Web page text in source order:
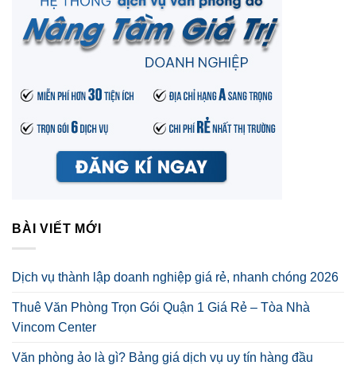
BÀI VIẾT MỚI
Dịch vụ thành lập doanh nghiệp giá rẻ, nhanh chóng 2026
Thuê Văn Phòng Trọn Gói Quận 1 Giá Rẻ – Tòa Nhà
Vincom Center
Văn phòng ảo là gì? Bảng giá dịch vụ uy tín hàng đầu